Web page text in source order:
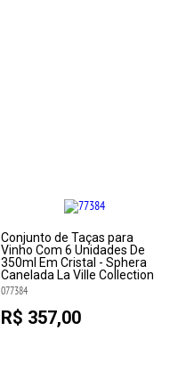
Conjunto de Taças para
Vinho Com 6 Unidades De
350ml Em Cristal - Sphera
Canelada La Ville Collection
077384
R$ 357,00